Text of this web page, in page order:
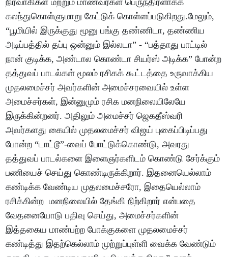
நிர்வாகிகள் மற்றும் மாணவர்கள் பெருந்திரளாகக்
கலந்துகொள்ளுமாறு கேட்டுக் கொள்ளப்படுகிறது.மேலும்,
“பூமியில் இருக்குது மூனு பங்கு தண்ணிடா, தண்ணிய
அடிப்பத்தில் தப்பு ஒன்னும் இல்லடா” - “பத்தாது பாட்டில்
நான் குடிக்க, அண்டால கொண்டா சியர்ஸ் அடிக்க” போன்ற
தத்துவப் பாடல்கள் மூலம் ரசிகக் கூட்டத்தை உருவாக்கிய
முதலமைச்சர் அவர்களின் அமைச்சரவையில் உள்ள
அமைச்சர்கள், இன்னுமும் ரசிக மனநிலையிலேயே
இருக்கின்றனர். அதிலும் அமைச்சர் ஜெகதீஸ்வரி
அவர்களது கையில் முதலமைச்சர் விஜய் புகைப்பிடிப்பது
போன்ற “டாட்டூ”-வைப் போட்டுக்கொண்டு, அவரது
தத்துவப் பாடல்களை இளைஞர்களிடம் கொண்டு சேர்க்கும்
பணியைச் செய்து கொண்டிருக்கிறார். இதனையெல்லாம்
கண்டிக்க வேண்டிய முதலமைச்சரோ, இதையெல்லாம்
ரசிக்கின்ற மனநிலையில் தேங்கி நிற்கிறார் என்பதை
வேதனையோடு பதிவு செய்து, அமைச்சர்களின்
இத்தகைய மாண்பற்ற போக்குகளை முதலமைச்சர்
கண்டித்து இதற்கெல்லாம் முற்றுப்புள்ளி வைக்க வேண்டும்